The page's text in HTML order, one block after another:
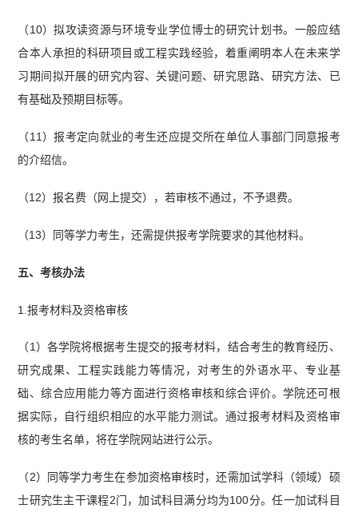
（10）拟攻读资源与环境专业学位博士的研究计划书。一般应结
合本人承担的科研项目或工程实践经验，着重阐明本人在未来学
习期间拟开展的研究内容、关键问题、研究思路、研究方法、已
有基础及预期目标等。
（11）报考定向就业的考生还应提交所在单位人事部门同意报考
的介绍信。
（12）报名费（网上提交），若审核不通过，不予退费。
（13）同等学力考生，还需提供报考学院要求的其他材料。
五、考核办法
1.报考材料及资格审核
（1）各学院将根据考生提交的报考材料，结合考生的教育经历、
研究成果、工程实践能力等情况，对考生的外语水平、专业基
础、综合应用能力等方面进行资格审核和综合评价。学院还可根
据实际，自行组织相应的水平能力测试。通过报考材料及资格审
核的考生名单，将在学院网站进行公示。
（2）同等学力考生在参加资格审核时，还需加试学科（领域）硕
士研究生主干课程2门，加试科目满分均为100分。任一加试科目